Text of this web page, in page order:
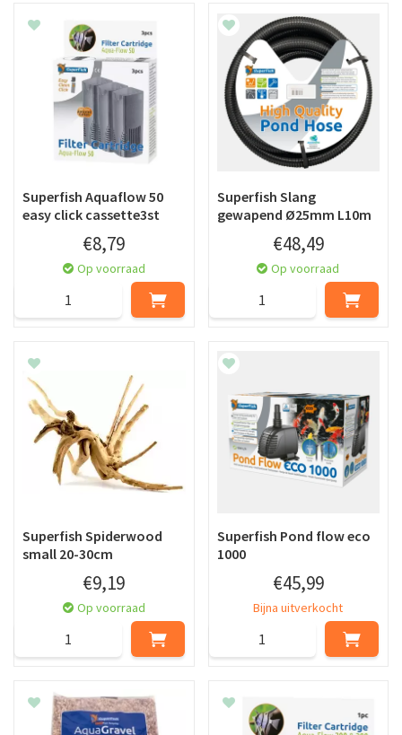
Superfish Aquaflow 50
easy click cassette3st
€8,79
Op voorraad
Superfish Slang
gewapend Ø25mm L10m
€48,49
Op voorraad
Superfish Spiderwood
small 20-30cm
€9,19
Op voorraad
Superfish Pond flow eco
1000
€45,99
Bijna uitverkocht